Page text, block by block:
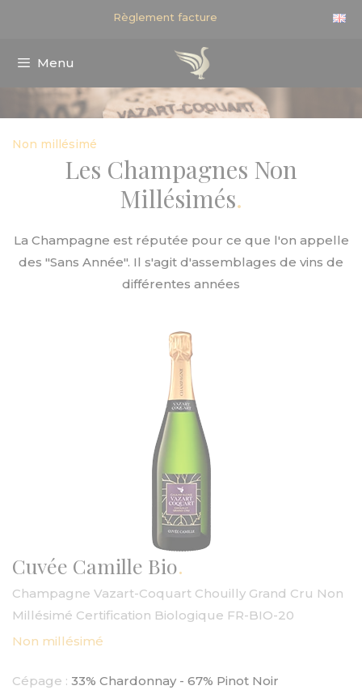
Règlement facture
Menu
Non millésimé
Les Champagnes Non
Millésimés
La Champagne est réputée pour ce que l'on appelle
des "Sans Année". Il s'agit d'assemblages de vins de
différentes années
Cuvée Camille Bio
Champagne Vazart-Coquart Chouilly Grand Cru Non
Millésimé Certification Biologique FR-BIO-20
Non millésimé
Cépage : 33% Chardonnay - 67% Pinot Noir